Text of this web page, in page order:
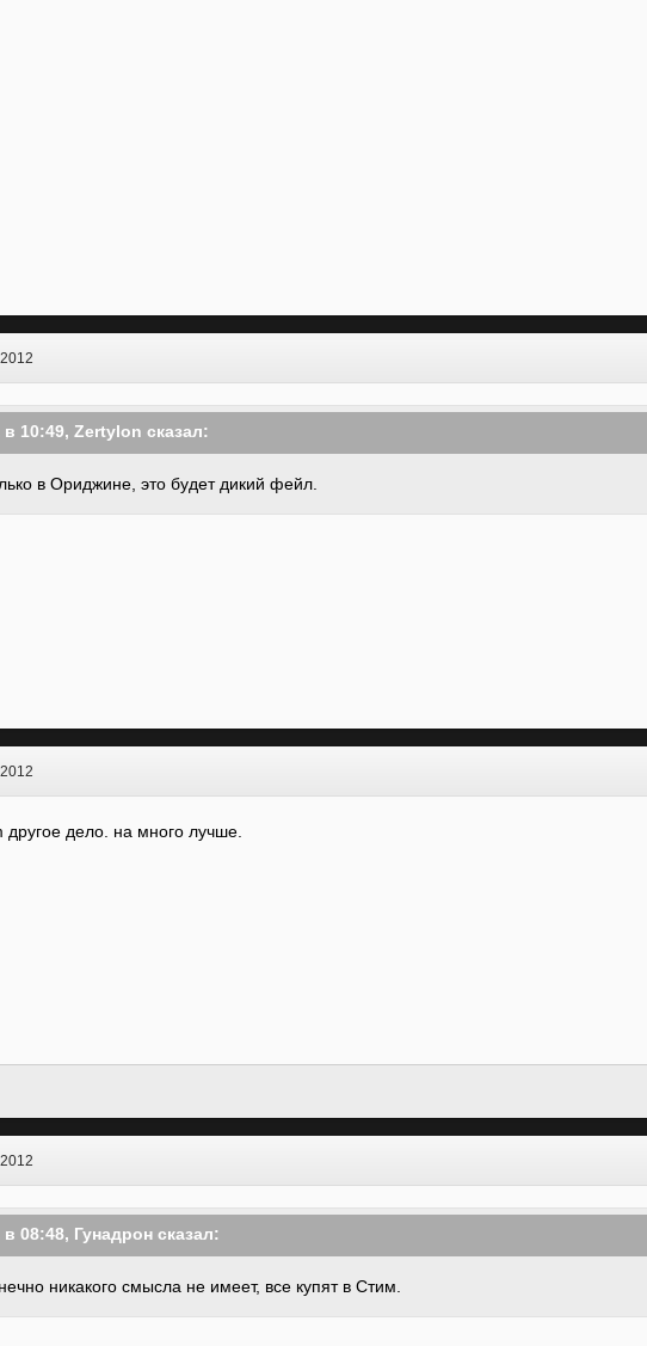
в 10:49, Zertylon сказал:
в Ориджине, это будет дикий фейл.
дело. на много лучше.
08:48, Гунадрон сказал:
никакого смысла не имеет, все купят в Стим.